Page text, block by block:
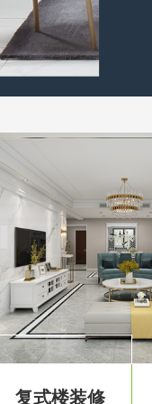
复式楼装修